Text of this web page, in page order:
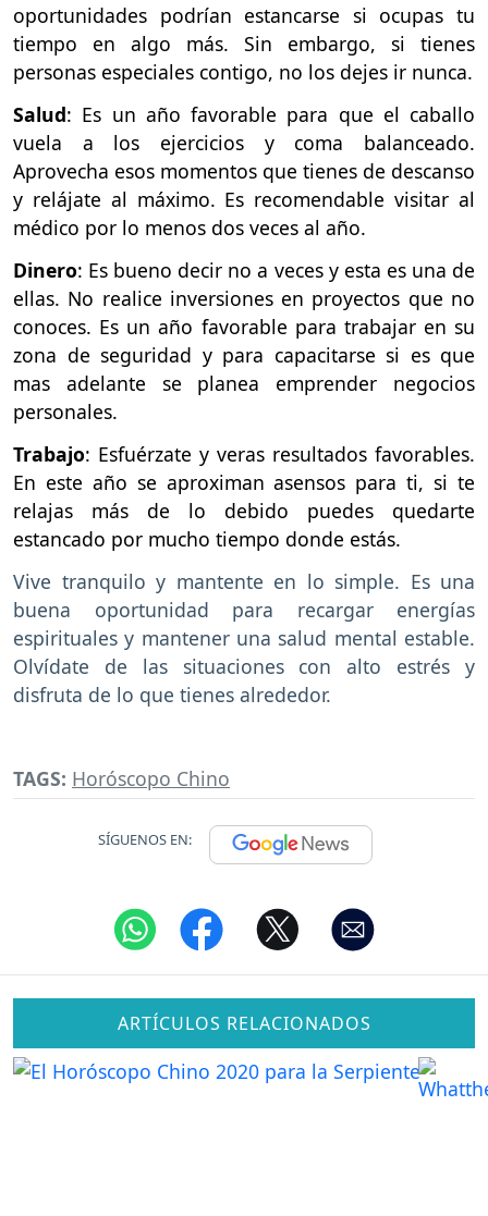
oportunidades podrían estancarse si ocupas tu
tiempo en algo más. Sin embargo, si tienes
personas especiales contigo, no los dejes ir nunca.
Salud: Es un año favorable para que el caballo
vuela a los ejercicios y coma balanceado.
Aprovecha esos momentos que tienes de descanso
y relájate al máximo. Es recomendable visitar al
médico por lo menos dos veces al año.
Dinero: Es bueno decir no a veces y esta es una de
ellas. No realice inversiones en proyectos que no
conoces. Es un año favorable para trabajar en su
zona de seguridad y para capacitarse si es que
mas adelante se planea emprender negocios
personales.
Trabajo: Esfuérzate y veras resultados favorables.
En este año se aproximan asensos para ti, si te
relajas más de lo debido puedes quedarte
estancado por mucho tiempo donde estás.
Vive tranquilo y mantente en lo simple. Es una
buena oportunidad para recargar energías
espirituales y mantener una salud mental estable.
Olvídate de las situaciones con alto estrés y
disfruta de lo que tienes alrededor.
TAGS: Horóscopo Chino
SÍGUENOS EN:
ARTÍCULOS RELACIONADOS